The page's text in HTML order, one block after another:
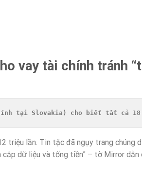
vay tài chính tránh
tại Slovakia) cho biết tất cả 18
triệu lần. Tin tặc đã ngụy trang chúng
dữ liệu và tống tiền” – tờ Mirror dẫn